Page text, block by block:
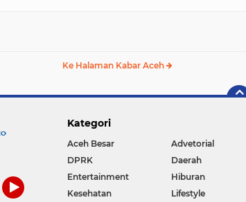
Ke Halaman Kabar Aceh
Kategori
Aceh Besar Advetorial
DPRK
Daerah
Entertainment
Hiburan
Kesehatan
Lifestyle